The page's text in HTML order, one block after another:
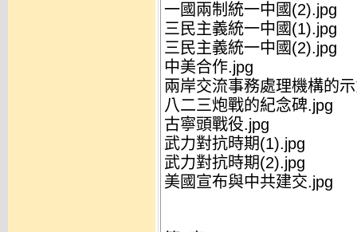
一國兩制統一中國(2).jpg
三民主義統一中國(1).jpg
三民主義統一中國(2).jpg
中美合作.jpg
兩岸交流事務處理機構的
八二三炮戰的紀念碑.jpg
古寧頭戰役.jpg
武力對抗時期(1).jpg
武力對抗時期(2).jpg
美國宣布與中共建交.jpg